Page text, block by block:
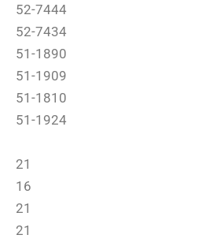
52-7444
52-7434
51-1890
51-1909
51-1810
51-1924
21
16
21
21